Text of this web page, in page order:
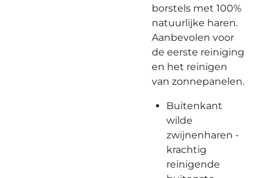
borstels met 100%
natuurlijke haren.
Aanbevolen voor
de eerste reiniging
en het reinigen
van zonnepanelen.
Buitenkant
wilde
zwijnenharen -
krachtig
reinigende